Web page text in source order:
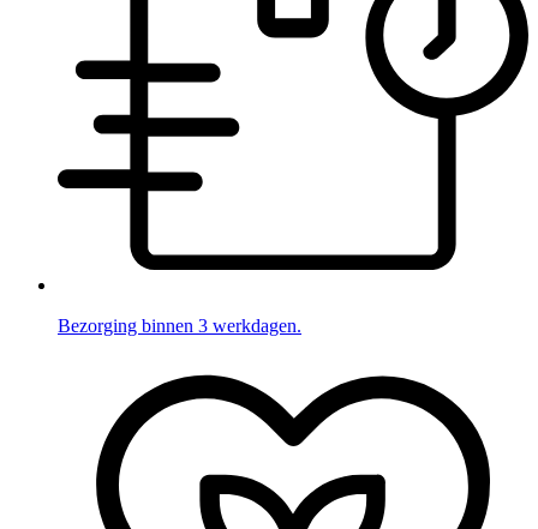
Bezorging binnen 3 werkdagen.